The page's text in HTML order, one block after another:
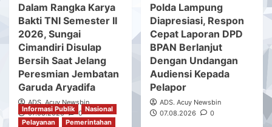
Dalam Rangka Karya
Bakti TNI Semester II
2026, Sungai
Cimandiri Disulap
Bersih Saat Jelang
Peresmian Jembatan
Garuda Aryadifa
ADS. Acuy Newsbin
07.08.2026
0
Polda Lampung
Diapresiasi, Respon
Cepat Laporan DPD
BPAN Berlanjut
Dengan Undangan
Audiensi Kepada
Pelapor
ADS. Acuy Newsbin
07.08.2026
0
Informasi Publik
Nasional
Pelayanan
Pemerintahan